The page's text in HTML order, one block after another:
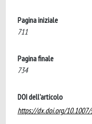
Pagina iniziale
711
Pagina finale
734
DOI dell'articolo
https://dx.doi.org/